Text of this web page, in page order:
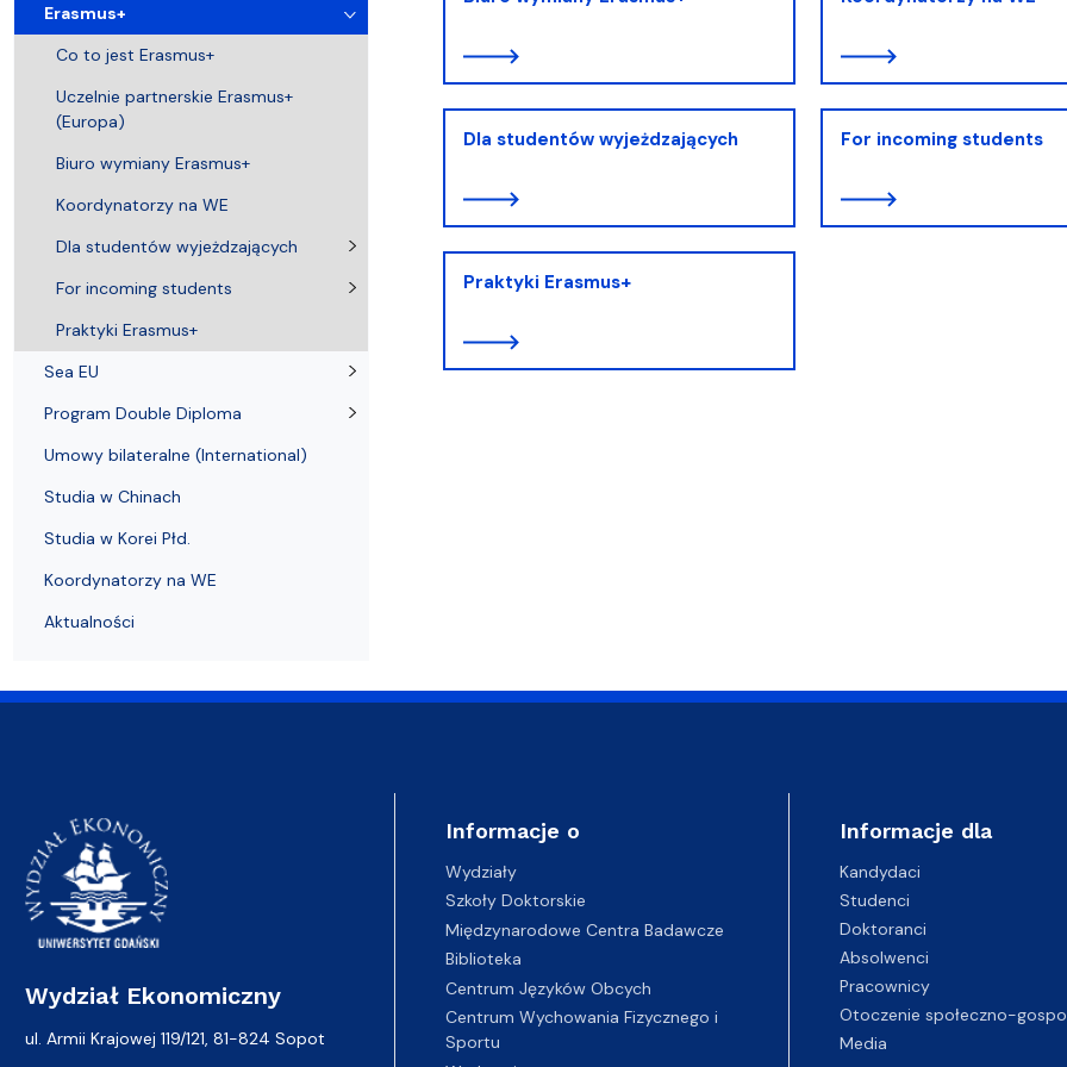
Dla studentów wyjeżdzających For incoming students
Praktyki Erasmus+
Erasmus+
Co to jest Erasmus+
Uczelnie partnerskie Erasmus+
(Europa)
Biuro wymiany Erasmus+
Koordynatorzy na WE
Dla studentów wyjeżdzających
For incoming students
Praktyki Erasmus+
Sea EU
Program Double Diploma
Umowy bilateralne (International)
Studia w Chinach
Studia w Korei Płd.
Koordynatorzy na WE
Aktualności
Wydział Ekonomiczny
ul. Armii Krajowej 119/121, 81-824 Sopot
Informacje o
Wydziały
Szkoły Doktorskie
Międzynarodowe Centra Badawcze
Biblioteka
Centrum Języków Obcych
Centrum Wychowania Fizycznego i
Sportu
Informacje dla
Kandydaci
Studenci
Doktoranci
Absolwenci
Pracownicy
Otoczenie społeczno-
Media